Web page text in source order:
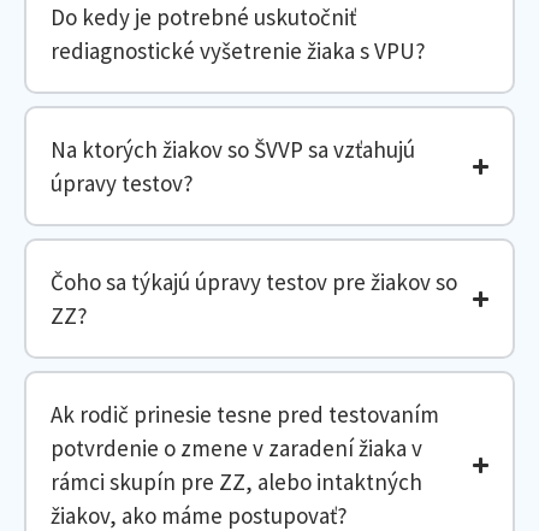
Do kedy je potrebné uskutočniť
rediagnostické vyšetrenie žiaka s VPU?
Na ktorých žiakov so ŠVVP sa vzťahujú
úpravy testov?
Čoho sa týkajú úpravy testov pre žiakov so
ZZ?
Ak rodič prinesie tesne pred testovaním
potvrdenie o zmene v zaradení žiaka v
rámci skupín pre ZZ, alebo intaktných
žiakov, ako máme postupovať?